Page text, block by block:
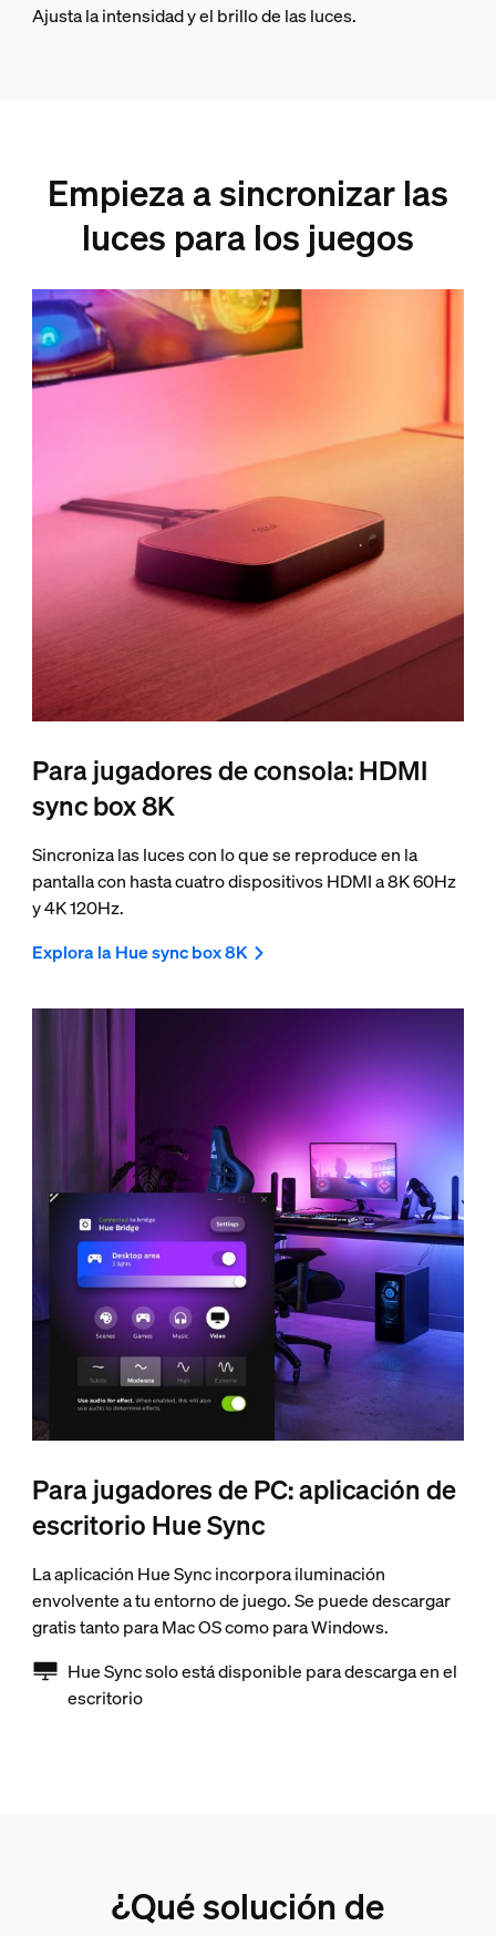
Ajusta la intensidad y el brillo de las luces.
Empieza a sincronizar las
luces para los juegos
Para jugadores de consola: HDMI
sync box 8K
Sincroniza las luces con lo que se reproduce en la
pantalla con hasta cuatro dispositivos HDMI a 8K 60Hz
y 4K 120Hz.
Explora la Hue sync box 8K
Para jugadores de PC: aplicación de
escritorio Hue Sync
La aplicación Hue Sync incorpora iluminación
envolvente a tu entorno de juego. Se puede descargar
gratis tanto para Mac OS como para Windows.
Hue Sync solo está disponible para descarga en el
escritorio
¿Qué solución de